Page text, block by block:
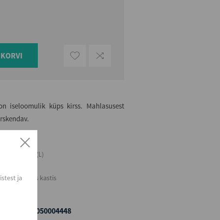
iseloomulik küps kirss. Mahlasusest
Maht (L)
Kogus kastis
4740050004448
ja